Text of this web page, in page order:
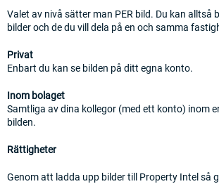
Valet av nivå sätter man PER bild. Du kan alltså
bilder och de du vill dela på en och samma
Privat
Enbart du kan se bilden på ditt egna konto.
Inom bolaget
Samtliga av dina kollegor (med ett konto) inom
bilden.
Rättigheter
Genom att ladda upp bilder till Property Intel så